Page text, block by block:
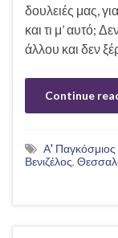
δουλειές μας,
και τι μ’ αυτό;
άλλου και δεν
Continue
Α'
Βενιζέλος,